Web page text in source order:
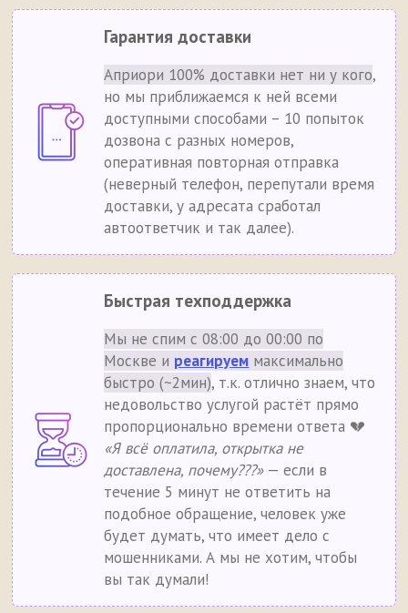
Гарантия доставки
Априори 100% доставки нет ни у кого,
но мы приближаемся к ней всеми
доступными способами – 10 попыток
дозвона с разных номеров,
оперативная повторная отправка
(неверный телефон, перепутали время
доставки, у адресата сработал
автоответчик и так далее).
Быстрая техподдержка
Мы не спим с 08:00 до 00:00 по
Москве и реагируем максимально
быстро (~2мин), т.к. отлично знаем, что
недовольство услугой растёт прямо
пропорционально времени ответа 💔
«Я всё оплатила, открытка не
доставлена, почему???»— если в
течение 5 минут не ответить на
подобное обращение, человек уже
будет думать, что имеет дело с
мошенниками. А мы не хотим, чтобы
вы так думали!